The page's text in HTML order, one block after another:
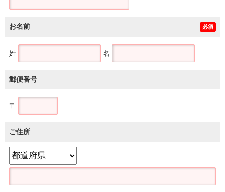
お名前 必須
姓 名
郵便番号
〒
ご住所